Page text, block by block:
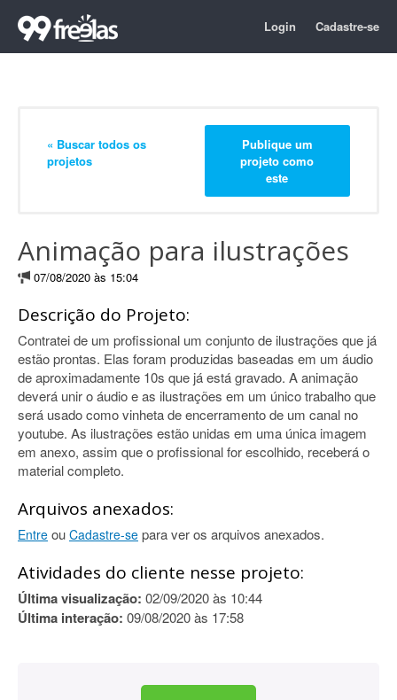
Login Cadastre-se
« Buscar todos os
projetos
Publique um
projeto como
este
Animação para ilustrações
07/08/2020 às 15:04
Descrição do Projeto:
Contratei de um profissional um conjunto de ilustrações que já
estão prontas. Elas foram produzidas baseadas em um áudio
de aproximadamente 10s que já está gravado. A animação
deverá unir o áudio e as ilustrações em um único trabalho que
será usado como vinheta de encerramento de um canal no
youtube. As ilustrações estão unidas em uma única imagem
em anexo, assim que o profissional for escolhido, receberá o
material completo.
Arquivos anexados:
Entre ou Cadastre-se para ver os arquivos anexados.
Atividades do cliente nesse projeto:
Última visualização: 02/09/2020 às 10:44
Última interação: 09/08/2020 às 17:58